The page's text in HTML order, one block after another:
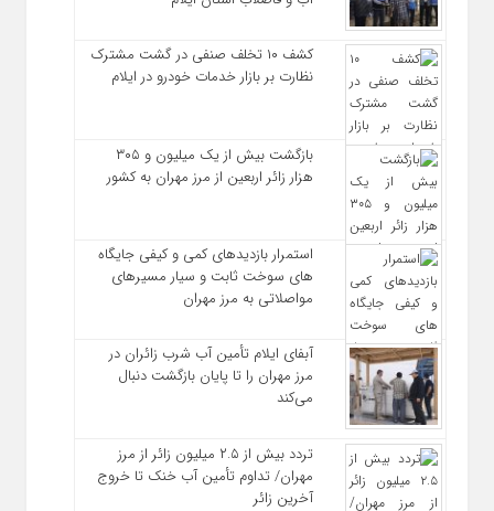
کشف ۱۰ تخلف صنفی در گشت مشترک
نظارت بر بازار خدمات خودرو در ایلام
بازگشت بیش از یک میلیون و ۳۰۵
هزار زائر اربعین از مرز مهران به کشور
استمرار بازدیدهای کمی و کیفی جایگاه‌
های سوخت ثابت و سیار مسیرهای
مواصلاتی به مرز مهران
آبفای ایلام تأمین آب شرب زائران در
مرز مهران را تا پایان بازگشت دنبال
می‌کند
تردد بیش از ۲.۵ میلیون زائر از مرز
مهران/ تداوم تأمین آب خنک تا خروج
آخرین زائر